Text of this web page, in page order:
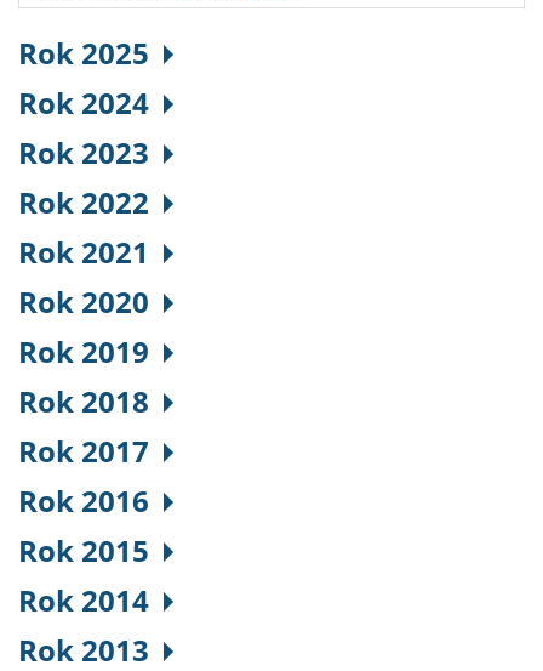
Rok 2025
Rok 2024
Rok 2023
Rok 2022
Rok 2021
Rok 2020
Rok 2019
Rok 2018
Rok 2017
Rok 2016
Rok 2015
Rok 2014
Rok 2013